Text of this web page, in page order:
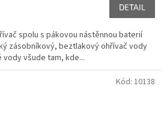
A
DETAIL
spolu s pákovou nástěnnou baterií
zásobníkový, beztlakový ohřívač vody
všude tam, kde...
Kód: 10138